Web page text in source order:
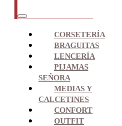
CORSETERÍA
BRAGUITAS
LENCERÍA
PIJAMAS
SEÑORA
MEDIAS Y
CALCETINES
CONFORT
OUTFIT